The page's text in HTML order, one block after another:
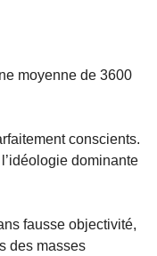
moyenne de 3600
conscients.
dominante
fausse objectivité,
des masses